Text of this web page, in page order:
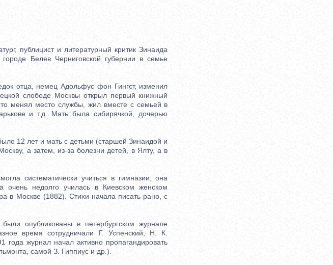
публицист и литературный критик Зинаида
Белев Черниговской губернии в семье
отца, немец Адольфус фон Гингст, изменил
слободе Москвы открыл первый книжный
менял место службы, жил вместе с семьей в
и т.д. Мать была сибирячкой, дочерью
12 лет и мать с детьми (старшей Зинаидой и
а затем, из-за болезни детей, в Ялту, а в
систематически учиться в гимназии, она
очень недолго училась в Киевском женском
в Москве (1882). Стихи начала писать рано, с
опубликованы в петербургском журнале
время сотрудничали Г. Успенский, Н. К.
журнал начал активно пропагандировать
самой З. Гиппиус и др.).